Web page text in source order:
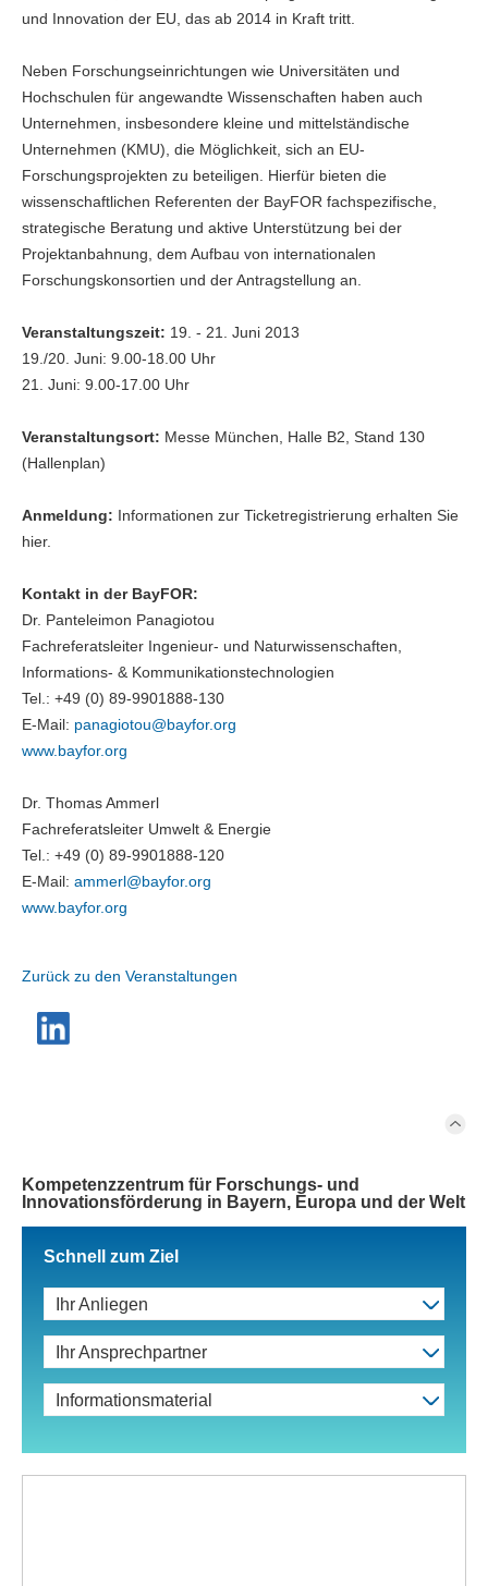
und Innovation der EU, das ab 2014 in Kraft tritt.
Neben Forschungseinrichtungen wie Universitäten und
Hochschulen für angewandte Wissenschaften haben auch
Unternehmen, insbesondere kleine und mittelständische
Unternehmen (KMU), die Möglichkeit, sich an EU-
Forschungsprojekten zu beteiligen. Hierfür bieten die
wissenschaftlichen Referenten der BayFOR fachspezifische,
strategische Beratung und aktive Unterstützung bei der
Projektanbahnung, dem Aufbau von internationalen
Forschungskonsortien und der Antragstellung an.
Veranstaltungszeit: 19. - 21. Juni 2013
19./20. Juni: 9.00-18.00 Uhr
21. Juni: 9.00-17.00 Uhr
Veranstaltungsort: Messe München, Halle B2, Stand 130
(Hallenplan)
Anmeldung: Informationen zur Ticketregistrierung erhalten Sie
hier.
Kontakt in der BayFOR:
Dr. Panteleimon Panagiotou
Fachreferatsleiter Ingenieur- und Naturwissenschaften,
Informations- & Kommunikationstechnologien
Tel.: +49 (0) 89-9901888-130
E-Mail: panagiotou@bayfor.org
www.bayfor.org
Dr. Thomas Ammerl
Fachreferatsleiter Umwelt & Energie
Tel.: +49 (0) 89-9901888-120
E-Mail: ammerl@bayfor.org
www.bayfor.org
Zurück zu den Veranstaltungen
Kompetenzzentrum für Forschungs- und
Innovationsförderung in Bayern, Europa und der Welt
Schnell zum Ziel
Ihr Anliegen
Ihr Ansprechpartner
Informationsmaterial